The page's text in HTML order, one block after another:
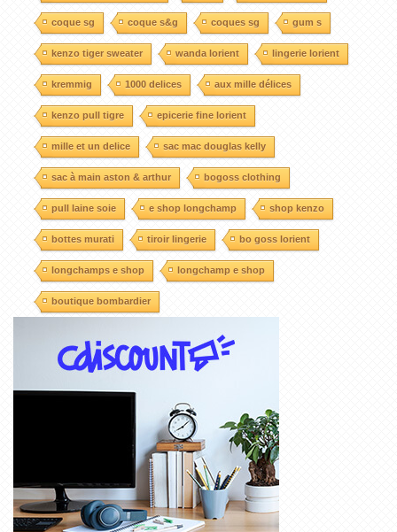
coque sg coque s&g coques sg gum s
kenzo tiger sweater wanda lorient lingerie lorient
kremmig 1000 delices aux mille délices
kenzo pull tigre epicerie fine lorient
mille et un delice sac mac douglas kelly
sac à main aston & arthur bogoss clothing
pull laine soie e shop longchamp shop kenzo
bottes murati tiroir lingerie bo goss lorient
longchamps e shop longchamp e shop
boutique bombardier